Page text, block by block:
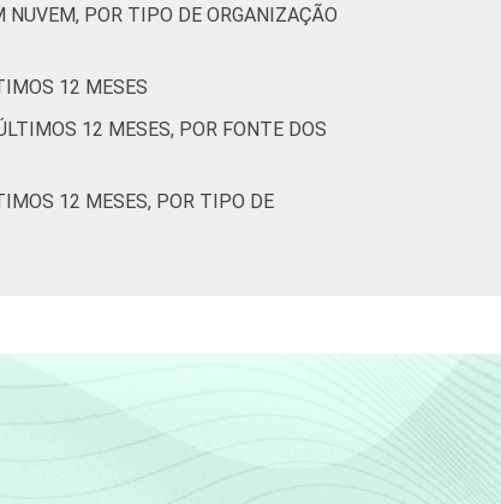
NUVEM, POR TIPO DE ORGANIZAÇÃO
12 MESES
12 MESES, POR FONTE DOS
12 MESES, POR TIPO DE